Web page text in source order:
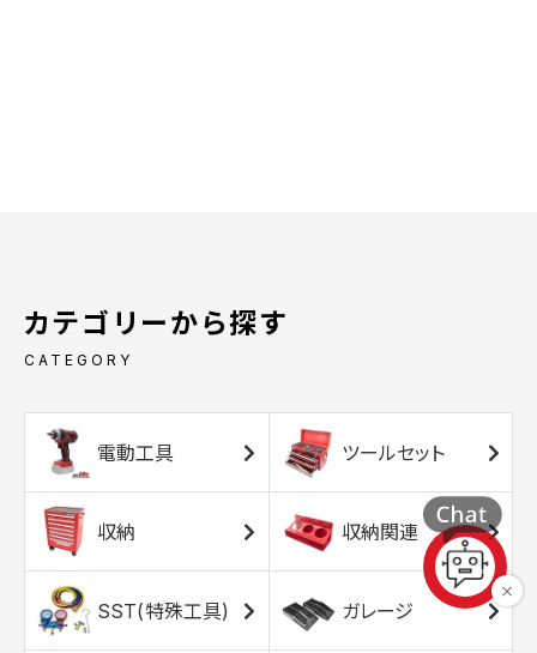
カテゴリーから探す
CATEGORY
電動工具 ツールセット
収納 収納関連
SST(特殊工具) ガレージ